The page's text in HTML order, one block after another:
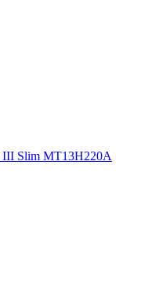
Slim MT13H220A